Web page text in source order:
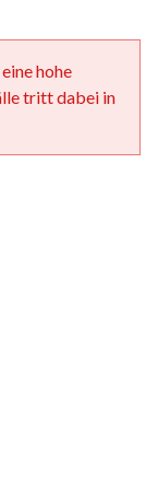
hohe
tritt dabei in